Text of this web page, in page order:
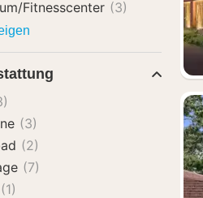
Fitnesscenter (3)
(3)
(2)
(7)
(1)